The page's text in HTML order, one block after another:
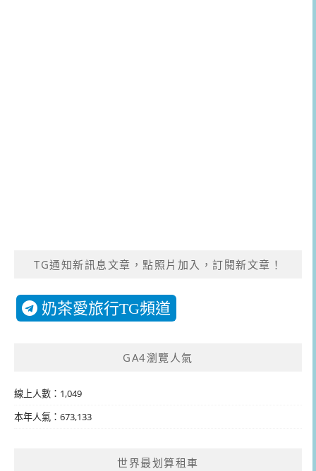
TG通知新訊息文章，點照片加入，訂閱新文章！
奶茶愛旅行TG頻道
GA4瀏覽人氣
線上人數：1,049
本年人氣：673,133
世界最划算租車